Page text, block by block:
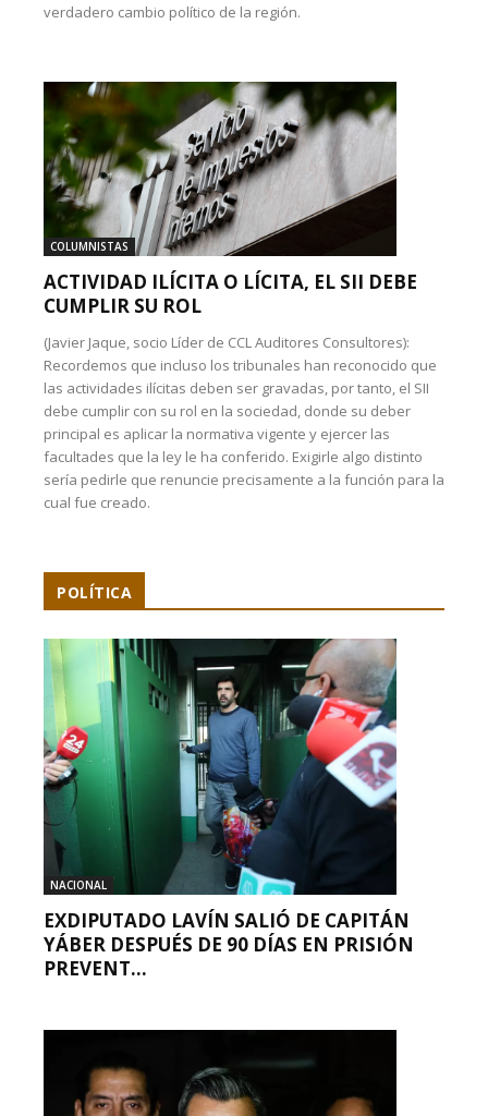
verdadero cambio político de la región.
COLUMNISTAS
ACTIVIDAD ILÍCITA O LÍCITA, EL SII DEBE
CUMPLIR SU ROL
(Javier Jaque, socio Líder de CCL Auditores Consultores):
Recordemos que incluso los tribunales han reconocido que
las actividades ilícitas deben ser gravadas, por tanto, el SII
debe cumplir con su rol en la sociedad, donde su deber
principal es aplicar la normativa vigente y ejercer las
facultades que la ley le ha conferido. Exigirle algo distinto
sería pedirle que renuncie precisamente a la función para la
cual fue creado.
POLÍTICA
NACIONAL
EXDIPUTADO LAVÍN SALIÓ DE CAPITÁN
YÁBER DESPUÉS DE 90 DÍAS EN PRISIÓN
PREVENT...